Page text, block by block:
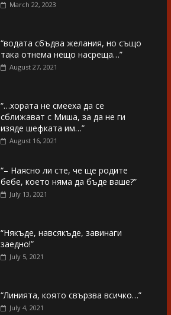
March 22, 2023
“водата сбъдва желания, но също
така отнема нещо насреща…”
August 27, 2021
“…хората не смееха да се
сближават с Миша, за да не ги
изяде шефката им…”
August 16, 2021
“– Наясно ли сте, че ще родите
бебе, което няма да бъде ваше?”
July 13, 2021
“Някъде, навсякъде, завинаги
заедно!”
July 5, 2021
“Линията, която свързва всичко…”
July 4, 2021